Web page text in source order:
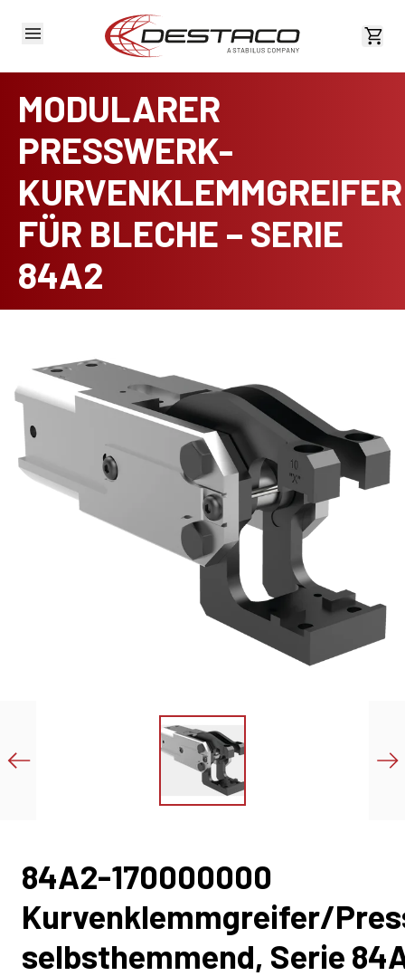
MODULARER
PRESSWERK-
KURVENKLEMMGREIFER
FÜR BLECHE – SERIE
84A2
84A2-170000000
Kurvenklemmgreifer/
selbsthemmend, Serie